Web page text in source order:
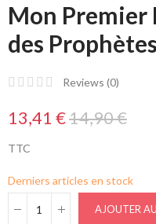
Mon Premier
des Prophètes
Reviews (0)
13,41 €14,90 €
TTC
Derniers articles en stock
AJOUTER